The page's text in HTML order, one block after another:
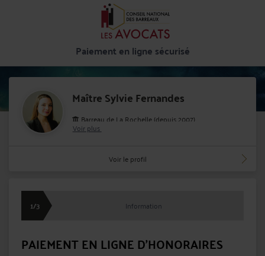
Paiement en ligne sécurisé
Maître Sylvie Fernandes
Barreau de La Rochelle (depuis 2007)
Voir plus
Voir le profil
1/3 Information
PAIEMENT EN LIGNE D'HONORAIRES